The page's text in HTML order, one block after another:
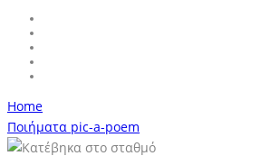
Home
Ποιήματα pic-a-poem